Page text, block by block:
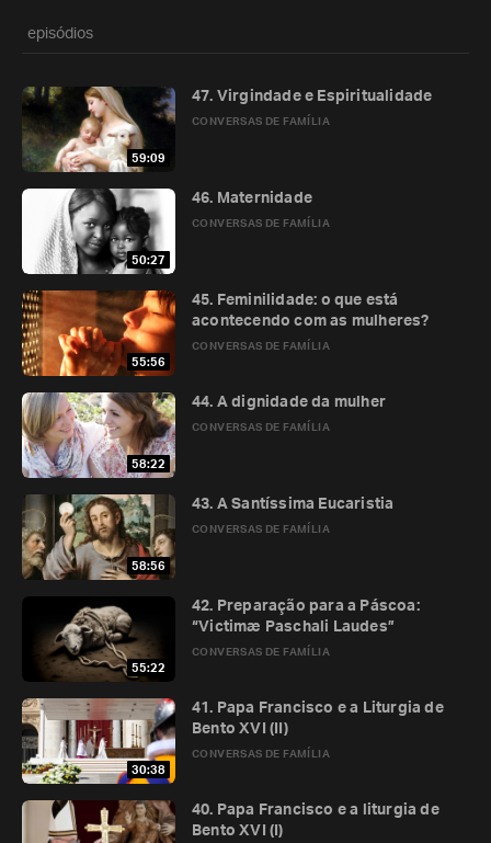
episódios
59:09
CONVERSAS DE FAMÍLIA
47. Virgindade e Espiritualidade
50:27
CONVERSAS DE FAMÍLIA
46. Maternidade
55:56
CONVERSAS DE FAMÍLIA
45. Feminilidade: o que está
acontecendo com as mulheres?
58:22
CONVERSAS DE FAMÍLIA
44. A dignidade da mulher
58:56
CONVERSAS DE FAMÍLIA
43. A Santíssima Eucaristia
55:22
CONVERSAS DE FAMÍLIA
42. Preparação para a Páscoa:
“Victimæ Paschali Laudes”
30:38
CONVERSAS DE FAMÍLIA
41. Papa Francisco e a Liturgia de
Bento XVI (II)
40. Papa Francisco e a liturgia de
Bento XVI (I)